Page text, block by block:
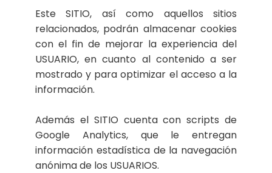
Este SITIO, así como aquellos sitios
relacionados, podrán almacenar cookies
con el fin de mejorar la experiencia del
USUARIO, en cuanto al contenido a ser
mostrado y para optimizar el acceso a la
información.
Además el SITIO cuenta con scripts de
Google Analytics, que le entregan
información estadística de la navegación
anónima de los USUARIOS.